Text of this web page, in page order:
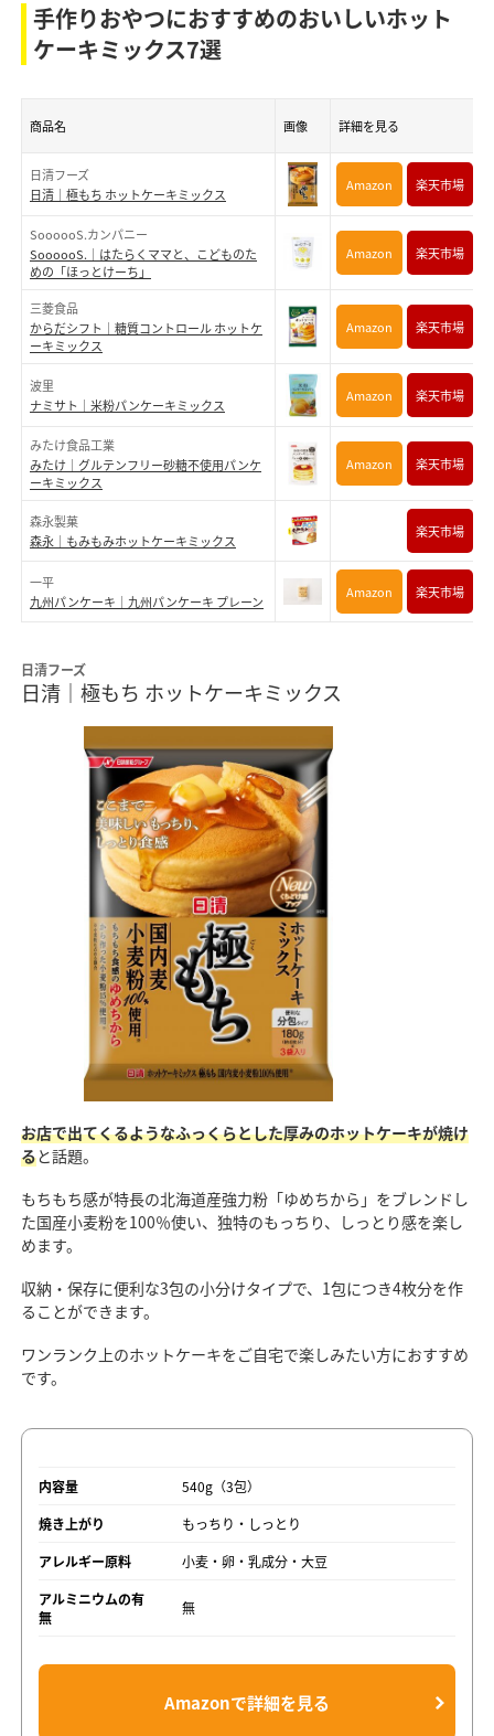
手作りおやつにおすすめのおいしいホット
ケーキミックス7選
商品名 画像 詳細を見る
日清フーズ
日清｜極もち ホットケーキミックス
Amazon 楽天市場
SoooooS.カンパニー
SoooooS.｜はたらくママと、こどものた
めの「ほっとけーち」
Amazon 楽天市場
三菱食品
からだシフト｜糖質コントロール ホットケ
ーキミックス
Amazon 楽天市場
波里
ナミサト｜米粉パンケーキミックス
Amazon 楽天市場
みたけ食品工業
みたけ｜グルテンフリー砂糖不使用パンケ
ーキミックス
Amazon 楽天市場
森永製菓
森永｜もみもみホットケーキミックス
楽天市場
一平
九州パンケーキ｜九州パンケーキ プレーン
Amazon 楽天市場
日清フーズ
日清｜極もち ホットケーキミックス
お店で出てくるようなふっくらとした厚みのホットケーキが焼け
ると話題。
もちもち感が特長の北海道産強力粉「ゆめちから」をブレンドし
た国産小麦粉を100％使い、独特のもっちり、しっとり感を楽し
めます。
収納・保存に便利な3包の小分けタイプで、1包につき4枚分を作
ることができます。
ワンランク上のホットケーキをご自宅で楽しみたい方におすすめ
です。
内容量
540g（3包）
焼き上がり
もっちり・しっとり
アレルギー原料
小麦・卵・乳成分・大豆
アルミニウムの有
無
無
Amazonで詳細を見る